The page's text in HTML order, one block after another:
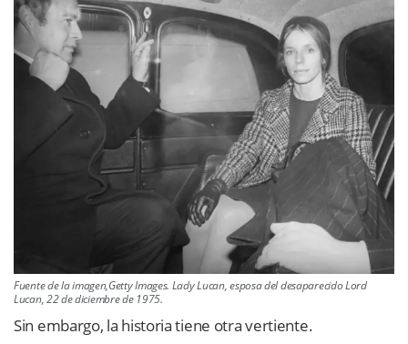
Fuente de la imagen,Getty Images. Lady Lucan, esposa del desaparecido Lord
Lucan, 22 de diciembre de 1975.
Sin embargo, la historia tiene otra vertiente.